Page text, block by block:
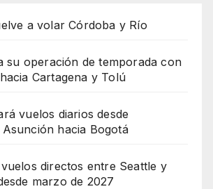
a volar Córdoba y Río
su operación de temporada con
Cartagena y Tolú
vuelos diarios desde
hacia Bogotá
directos entre Seattle y
marzo de 2027